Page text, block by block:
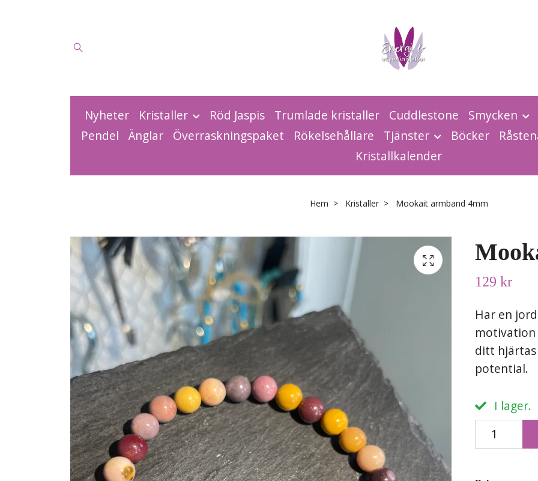
Nyheter Kristaller Röd Jaspis Trumlade kristaller Cuddlestone Smycken
Pendel
Änglar Överraskningspaket Rökelsehållare Tjänster Böcker
Kristallkalender
Hem Kristaller Mookait armband 4mm
129 kr
Har en
ditt
potential.
I lager.